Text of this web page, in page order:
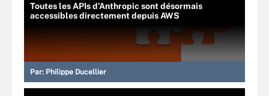
Toutes les APIs d’Anthropic sont désormais
accessibles directement depuis AWS
Par: Philippe Ducellier